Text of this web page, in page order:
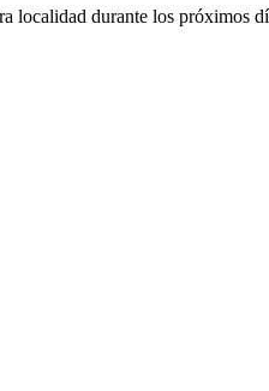
localidad durante los próximos